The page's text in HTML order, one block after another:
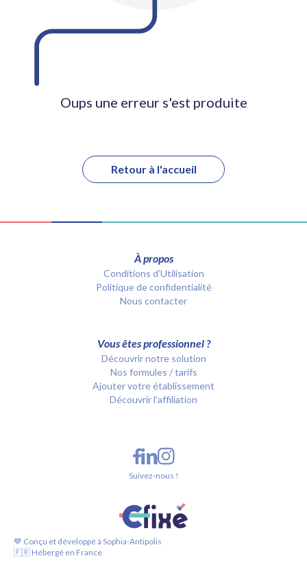
Oups une erreur s'est produite
Retour à l'accueil
À propos
Conditions d’Utilisation
Politique de confidentialité
Nous contacter
Vous êtes professionnel ?
Découvrir notre solution
Nos formules / tarifs
Ajouter votre établissement
Découvrir l'affiliation
💙 Conçu et développé à Sophia-Antipolis
🇫🇷 Hébergé en France
Suivez-nous !